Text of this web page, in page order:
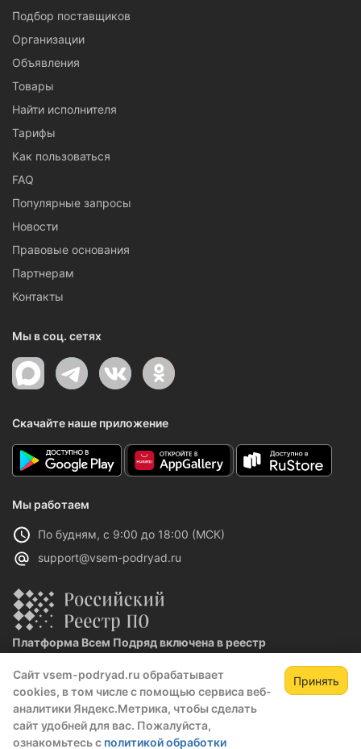
Сайт vsem-podryad.ru обрабатывает
cookies, в том числе с помощью сервиса веб-
аналитики Яндекс.Метрика, чтобы сделать
сайт удобней для вас. Пожалуйста,
ознакомьтесь с политикой обработки
Принять
Подбор поставщиков
Организации
Объявления
Товары
Найти исполнителя
Тарифы
Как пользоваться
FAQ
Популярные запросы
Новости
Правовые основания
Партнерам
Контакты
Мы в соц. сетях
Скачайте наше приложение
Мы работаем
По будням, с 9:00 до 18:00 (МСК)
support@vsem-podryad.ru
Платформа Всем Подряд включена в реестр
Реестровая запись №32021 от 06.02.2026
Политика конфиденциальности